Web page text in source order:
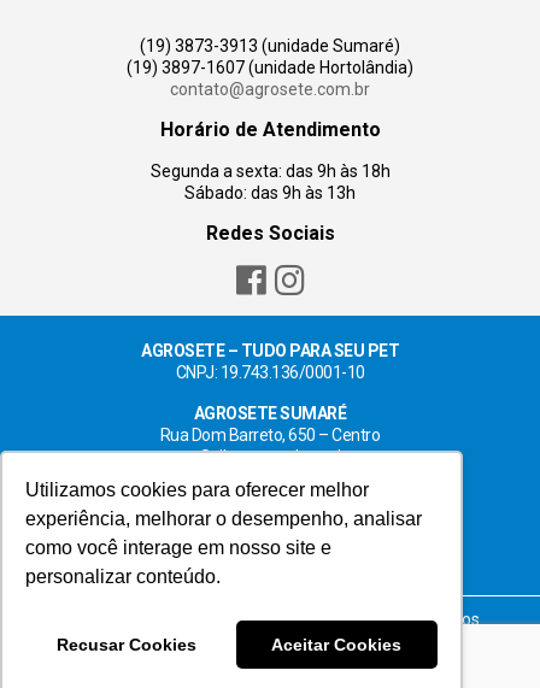
Utilizamos cookies para oferecer melhor
experiência, melhorar o desempenho, analisar
como você interage em nosso site e
personalizar conteúdo.
Recusar Cookies Aceitar Cookies
(19) 3873-3913 (unidade Sumaré)
(19) 3897-1607 (unidade Hortolândia)
contato@agrosete.com.br
Horário de Atendimento
Segunda a sexta: das 9h às 18h
Sábado: das 9h às 13h
Redes Sociais
AGROSETE – TUDO PARA SEU PET
CNPJ: 19.743.136/0001-10
AGROSETE SUMARÉ
Rua Dom Barreto, 650 – Centro
Saiba como chegar!
AGROSETE HORTOLÂNDIA
Rua Luis Camilo de Camargo, 204 – Centro
Saiba como chegar!
© 2023 Agrosete – tudo para seu pet. Todos os direitos
reservados. |Termos de uso|Política de privacidade